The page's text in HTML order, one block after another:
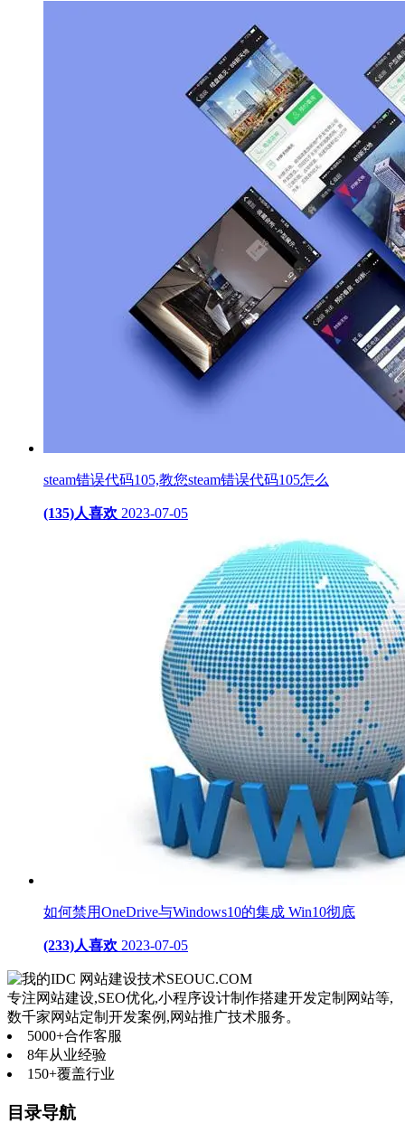
steam错误代码105,教您steam错误代码105怎么
(135)人喜欢 2023-07-05
如何禁用OneDrive与Windows10的集成 Win10彻底
(233)人喜欢 2023-07-05
网站建设技术SEOUC.COM
专注网站建设,SEO优化,小程序设计制作搭建开发定制网站等,
数千家网站定制开发案例,网站推广技术服务。
5000+合作客服
8年从业经验
150+覆盖行业
目录导航